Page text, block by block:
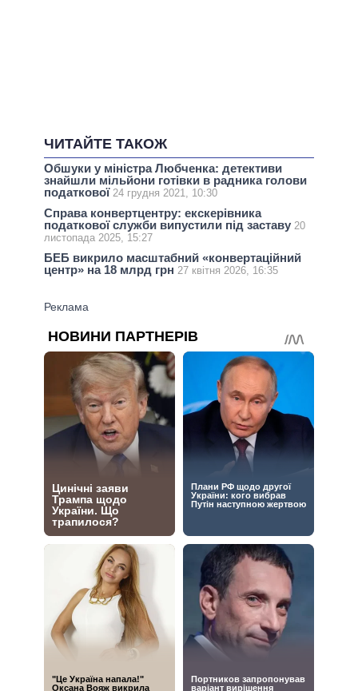
ЧИТАЙТЕ ТАКОЖ
Обшуки у міністра Любченка: детективи
знайшли мільйони готівки в радника голови
податкової 24 грудня 2021, 10:30
Справа конвертцентру: екскерівника
податкової служби випустили під заставу 20
листопада 2025, 15:27
БЕБ викрило масштабний «конвертаційний
центр» на 18 млрд грн 27 квітня 2026, 16:35